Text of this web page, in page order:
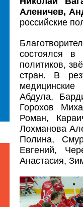
Аленичев,
российские
состоялся
политиков,
стран. В
Абдула,
Горохов
Роман,
Лохманова
Полина,
Евгений,
Анастасия,